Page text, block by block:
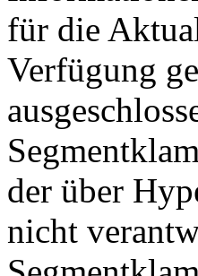
für die
Verfügung
der über
nicht